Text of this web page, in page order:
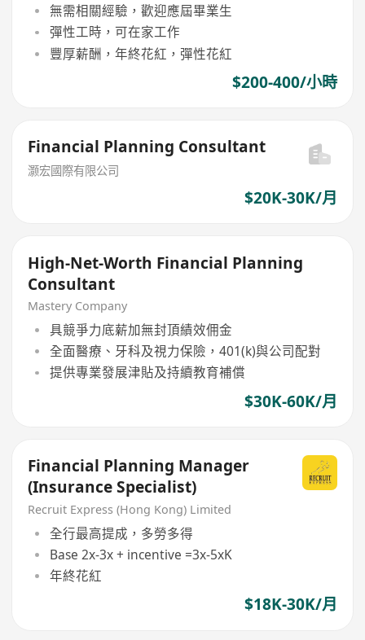
無需相關經驗，歡迎應屆畢業生
彈性工時，可在家工作
豐厚薪酬，年終花紅，彈性花紅
$200-400/小時
Financial Planning Consultant
灏宏國際有限公司
$20K-30K/月
High-Net-Worth Financial Planning
Consultant
Mastery Company
具競爭力底薪加無封頂績效佣金
全面醫療、牙科及視力保險，401(k)與公司配對
提供專業發展津貼及持續教育補償
$30K-60K/月
Financial Planning Manager
(Insurance Specialist)
Recruit Express (Hong Kong) Limited
全行最高提成，多勞多得
Base 2x-3x + incentive =3x-5xK
年終花紅
$18K-30K/月